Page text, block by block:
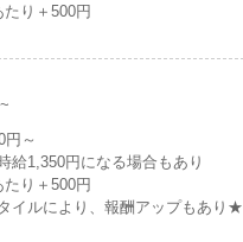
り＋500円
～
給1,350円になる場合もあり
り＋500円
イルにより、報酬アップもあり★